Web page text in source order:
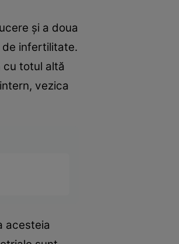
şi a doua
infertilitate.
cu totul altă
vezica
acesteia